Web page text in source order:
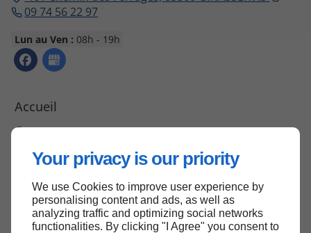
Your privacy is our priority
We use Cookies to improve user experience by
personalising content and ads, as well as
analyzing traffic and optimizing social networks
functionalities. By clicking "I Agree" you consent to
09 74 56 22 97
Lun au Ven : 08h - 19h
Accueil
Contactez-nous
Mentions légales
Plan du site